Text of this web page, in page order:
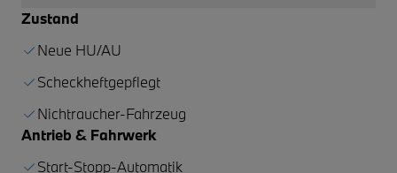
Zustand
Neue HU/AU
Scheckheftgepflegt
Nichtraucher-Fahrzeug
Antrieb & Fahrwerk
Start-Stopp-Automatik